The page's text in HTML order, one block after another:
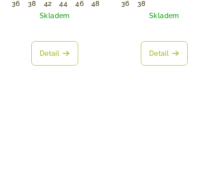
36 38 42 44 46
48
Skladem
Detail
36
38
Skladem
Detail